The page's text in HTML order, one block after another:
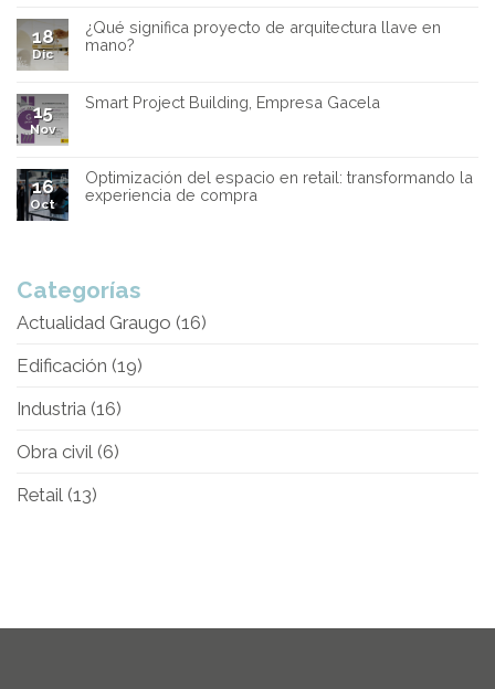
18
Dic
¿Qué significa proyecto de arquitectura llave en
mano?
15
Nov
Smart Project Building, Empresa Gacela
16
Oct
Optimización del espacio en retail: transformando la
experiencia de compra
Categorías
Actualidad Graugo (16)
Edificación (19)
Industria (16)
Obra civil (6)
Retail (13)